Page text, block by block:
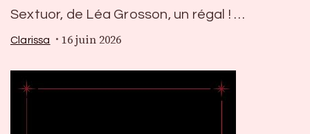
Sextuor, de Léa Grosson, un régal ! …
Clarissa 16 juin 2026